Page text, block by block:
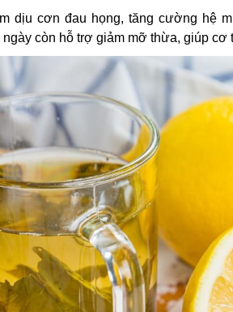
dịu cơn đau họng, tăng cường hệ
còn hỗ trợ giảm mỡ thừa, giúp cơ